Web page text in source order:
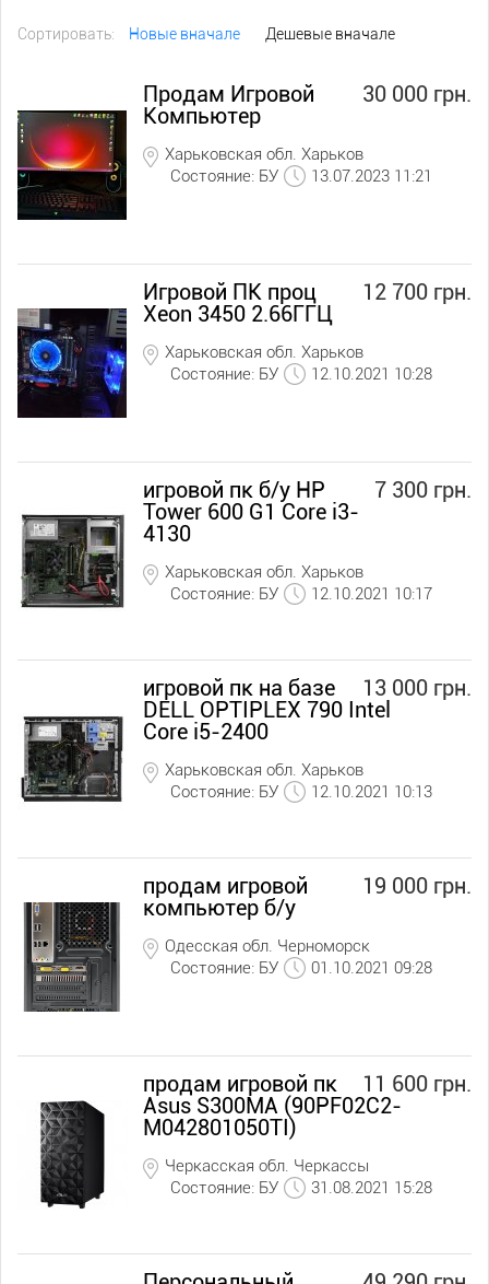
Сортировать: Новые вначале Дешевые вначале
30 000 грн.
Продам Игровой
Компьютер
Харьковская обл. Харьков
Состояние: БУ
13.07.2023 11:21
12 700 грн.
Игровой ПК проц
Xeon 3450 2.66ГГЦ
Харьковская обл. Харьков
Состояние: БУ
12.10.2021 10:28
7 300 грн.
игровой пк б/у HP
Tower 600 G1 Core i3-
4130
Харьковская обл. Харьков
Состояние: БУ
12.10.2021 10:17
13 000 грн.
игровой пк на базе
DELL OPTIPLEX 790 Intel
Core i5-2400
Харьковская обл. Харьков
Состояние: БУ
12.10.2021 10:13
19 000 грн.
продам игровой
компьютер б/у
Одесская обл. Черноморск
Состояние: БУ
01.10.2021 09:28
11 600 грн.
продам игровой пк
Asus S300MA (90PF02C2-
M042801050TI)
Черкасская обл. Черкассы
Состояние: БУ
31.08.2021 15:28